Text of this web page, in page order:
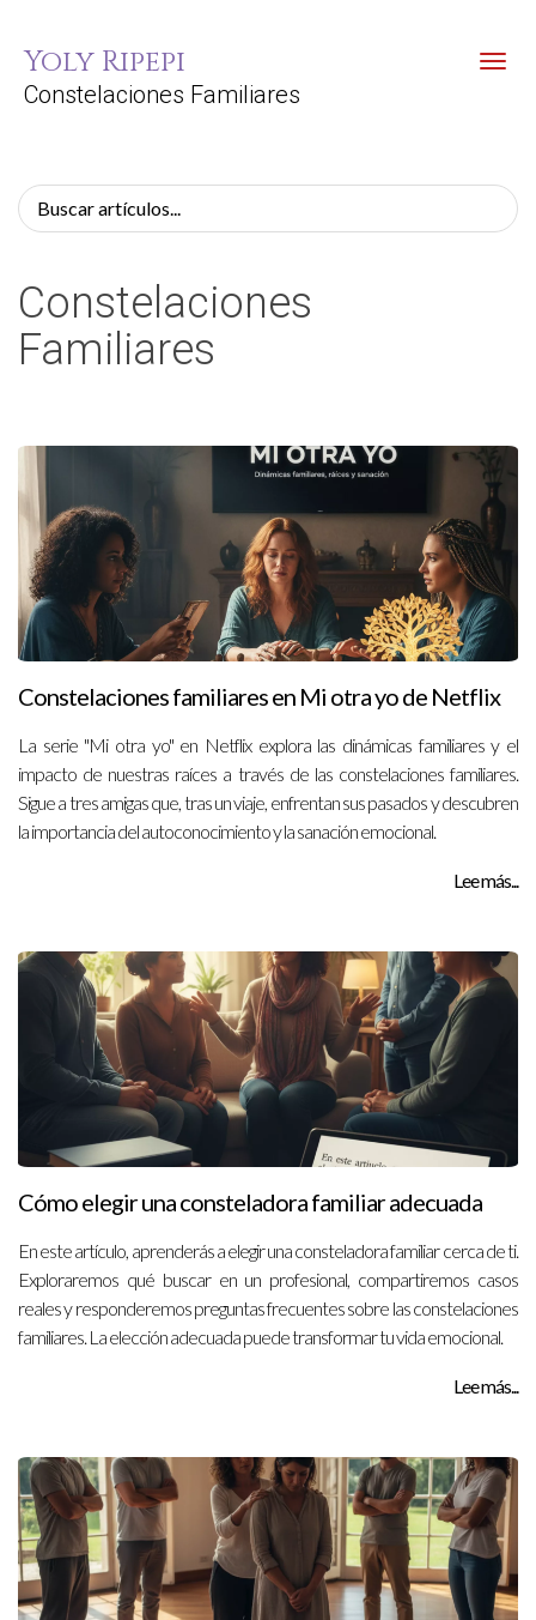
Yoly Ripepi
Constelaciones Familiares
Constelaciones
Familiares
Constelaciones familiares en Mi otra yo de Netflix
La serie "Mi otra yo" en Netflix explora las dinámicas familiares y el
impacto de nuestras raíces a través de las constelaciones familiares.
Sigue a tres amigas que, tras un viaje, enfrentan sus pasados y descubren
la importancia del autoconocimiento y la sanación emocional.
Lee más...
Cómo elegir una consteladora familiar adecuada
En este artículo, aprenderás a elegir una consteladora familiar cerca de ti.
Exploraremos qué buscar en un profesional, compartiremos casos
reales y responderemos preguntas frecuentes sobre las constelaciones
familiares. La elección adecuada puede transformar tu vida emocional.
Lee más...